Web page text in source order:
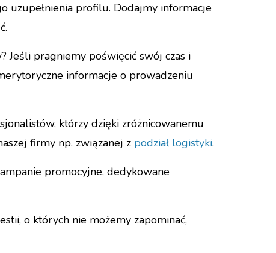
uzupełnienia profilu. Dodajmy informacje
Jeśli pragniemy poświęcić swój czas i
informacje o prowadzeniu
którzy dzięki zróżnicowanemu
firmy np. związanej z podział logistyki.
promocyjne, dedykowane
o których nie możemy zapominać,